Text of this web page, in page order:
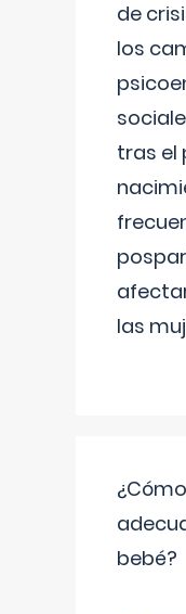
de
los
tras el
las
bebé?